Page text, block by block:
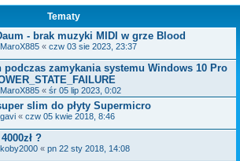
Tematy
- brak muzyki MIDI w grze Blood
MaroX885 « czw 03 sie 2023, 23:37
podczas zamykania systemu Windows 10 Pro
MaroX885 « śr 05 lip 2023, 0:02
slim do płyty Supermicro
gavi « czw 05 kwie 2018, 8:46
?
koby2000 « pn 22 sty 2018, 14:08